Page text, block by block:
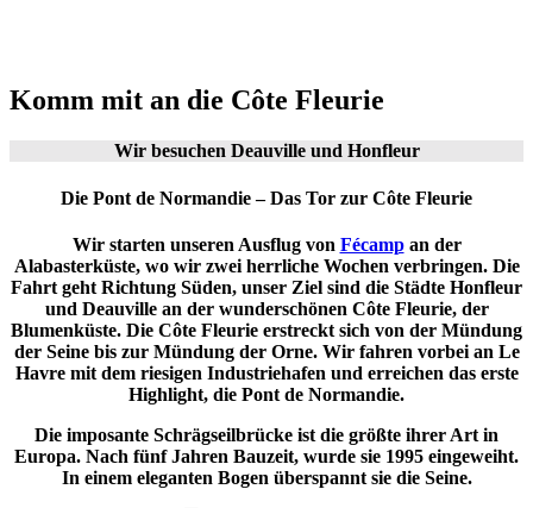
Komm mit an die Côte Fleurie
Wir besuchen Deauville und Honfleur
Die Pont de Normandie – Das Tor zur Côte Fleurie
Wir starten unseren Ausflug von Fécampan der
Alabasterküste, wo wir zwei herrliche Wochen verbringen. Die
Fahrt geht Richtung Süden, unser Ziel sind die Städte Honfleur
und Deauville an der wunderschönen Côte Fleurie, der
Blumenküste. Die Côte Fleurie erstreckt sich von der Mündung
der Seine bis zur Mündung der Orne. Wir fahren vorbei an Le
Havre mit dem riesigen Industriehafen und erreichen das erste
Highlight, die Pont de Normandie.
Die imposante Schrägseilbrücke ist die größte ihrer Art in
Europa. Nach fünf Jahren Bauzeit, wurde sie 1995 eingeweiht.
In einem eleganten Bogen überspannt sie die Seine.